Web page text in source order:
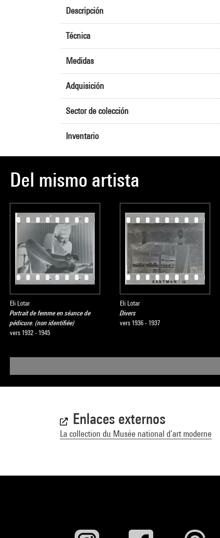
Descripción
Técnica
Medidas
Adquisición
Sector de colección
Inventario
Del mismo artista
Eli Lotar
Portrait de femme en séance de
pédicure. (non identifiée)
vers 1932 - 1945
Eli Lotar
Divers
vers 1936 - 1937
Enlaces externos
La collection du Musée national d’art moderne